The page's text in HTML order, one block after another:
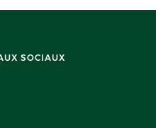
SOCIAUX